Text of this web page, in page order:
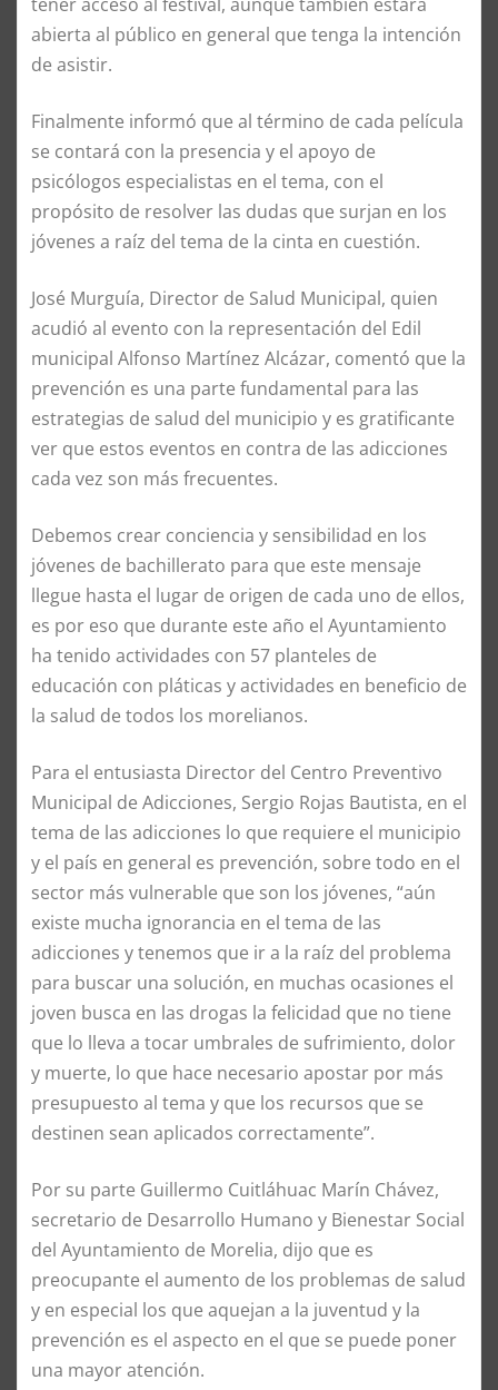
abierta al público en general que tenga la intención
de asistir.
Finalmente informó que al término de cada película
se contará con la presencia y el apoyo de
psicólogos especialistas en el tema, con el
propósito de resolver las dudas que surjan en los
jóvenes a raíz del tema de la cinta en cuestión.
José Murguía, Director de Salud Municipal, quien
acudió al evento con la representación del Edil
municipal Alfonso Martínez Alcázar, comentó que la
prevención es una parte fundamental para las
estrategias de salud del municipio y es gratificante
ver que estos eventos en contra de las adicciones
cada vez son más frecuentes.
Debemos crear conciencia y sensibilidad en los
jóvenes de bachillerato para que este mensaje
llegue hasta el lugar de origen de cada uno de ellos,
es por eso que durante este año el Ayuntamiento
ha tenido actividades con 57 planteles de
educación con pláticas y actividades en beneficio de
la salud de todos los morelianos.
Para el entusiasta Director del Centro Preventivo
Municipal de Adicciones, Sergio Rojas Bautista, en el
tema de las adicciones lo que requiere el municipio
y el país en general es prevención, sobre todo en el
sector más vulnerable que son los jóvenes, “aún
existe mucha ignorancia en el tema de las
adicciones y tenemos que ir a la raíz del problema
para buscar una solución, en muchas ocasiones el
joven busca en las drogas la felicidad que no tiene
que lo lleva a tocar umbrales de sufrimiento, dolor
y muerte, lo que hace necesario apostar por más
presupuesto al tema y que los recursos que se
destinen sean aplicados correctamente”.
Por su parte Guillermo Cuitláhuac Marín Chávez,
secretario de Desarrollo Humano y Bienestar Social
del Ayuntamiento de Morelia, dijo que es
preocupante el aumento de los problemas de salud
y en especial los que aquejan a la juventud y la
prevención es el aspecto en el que se puede poner
una mayor atención.